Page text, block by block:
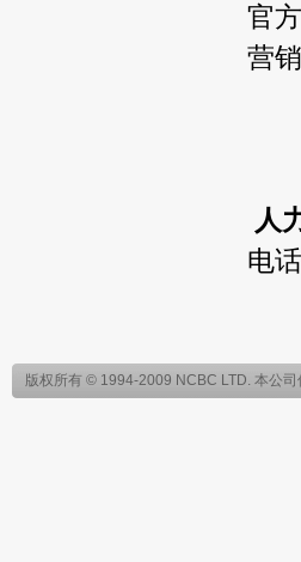
官
营
人
电
版权所有 © 1994-2009 NCBC LTD. 本公